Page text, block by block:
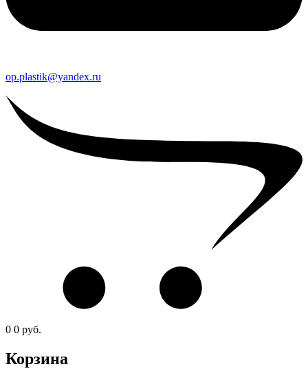
op.plastik@yandex.ru
0 0 руб.
Корзина